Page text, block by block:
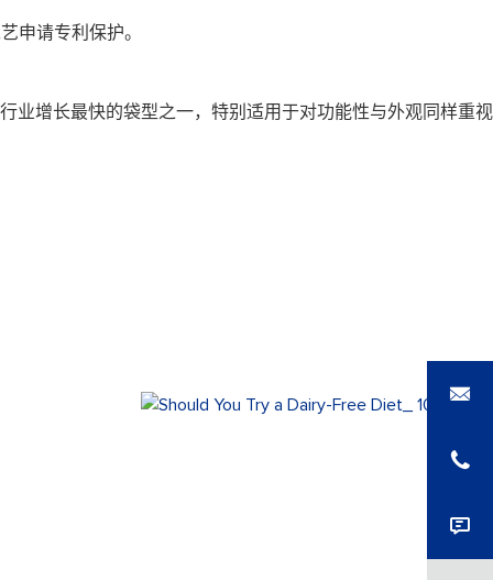
申请专利保护。
业增长最快的袋型之一，特别适用于对功能性与外观同样重